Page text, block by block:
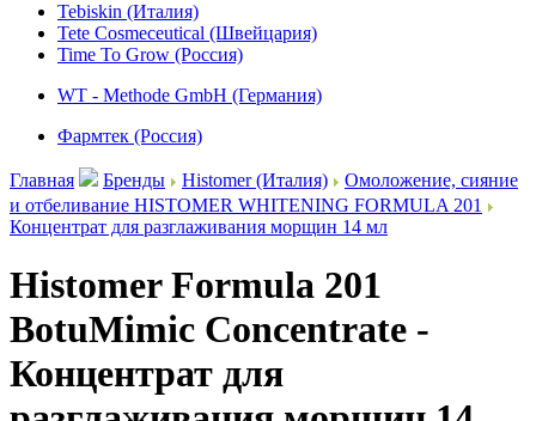
Tebiskin (Италия)
Tete Cosmeceutical (Швейцария)
Time To Grow (Россия)
WT - Methode GmbH (Германия)
Фармтек (Россия)
Главная Бренды Histomer (Италия)
Омоложение, сияние
и отбеливание HISTOMER WHITENING FORMULA 201
Концентрат для разглаживания морщин 14 мл
Histomer Formula 201
BotuMimic Concentrate -
Концентрат для